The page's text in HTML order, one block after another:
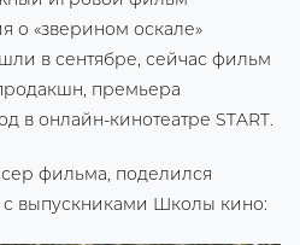
о «зверином оскале»
в сентябре, сейчас фильм
премьера
в онлайн-кинотеатре START.
фильма, поделился
с выпускниками Школы кино: